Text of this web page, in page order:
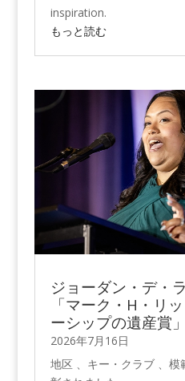
inspiration.
もっと読む
ジョーダン・デ・
「マーク・H・リ
ーシップの遺産賞
2026年7月16日
地区 、キー・クラブ 、